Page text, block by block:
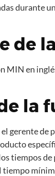
durante
de
MIN en
la
gerente
tiempos